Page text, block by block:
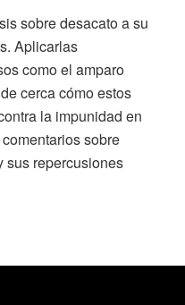
sobre desacato a su
Aplicarlas
como el amparo
cerca cómo estos
la impunidad en
sobre
sus repercusiones